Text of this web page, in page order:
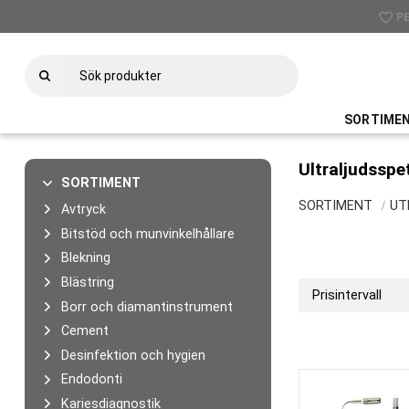
favorite_border
check
SORTIMENT
Prisintervall
SORTIMENT
Avtryck
Bitstöd och munvinkelhållare
Blekning
Blästring
Borr och diamantinstrument
Cement
Desinfektion och hygien
Endodonti
Kariesdiagnostik